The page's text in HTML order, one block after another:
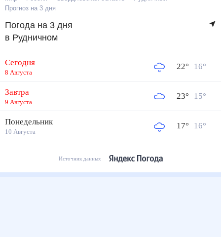
Прогноз на 3 дня
Погода на 3 дня
в Рудничном
Сегодня
8 Августа
22° 16°
Завтра
9 Августа
23° 15°
Понедельник
10 Августа
17° 16°
Источник данных